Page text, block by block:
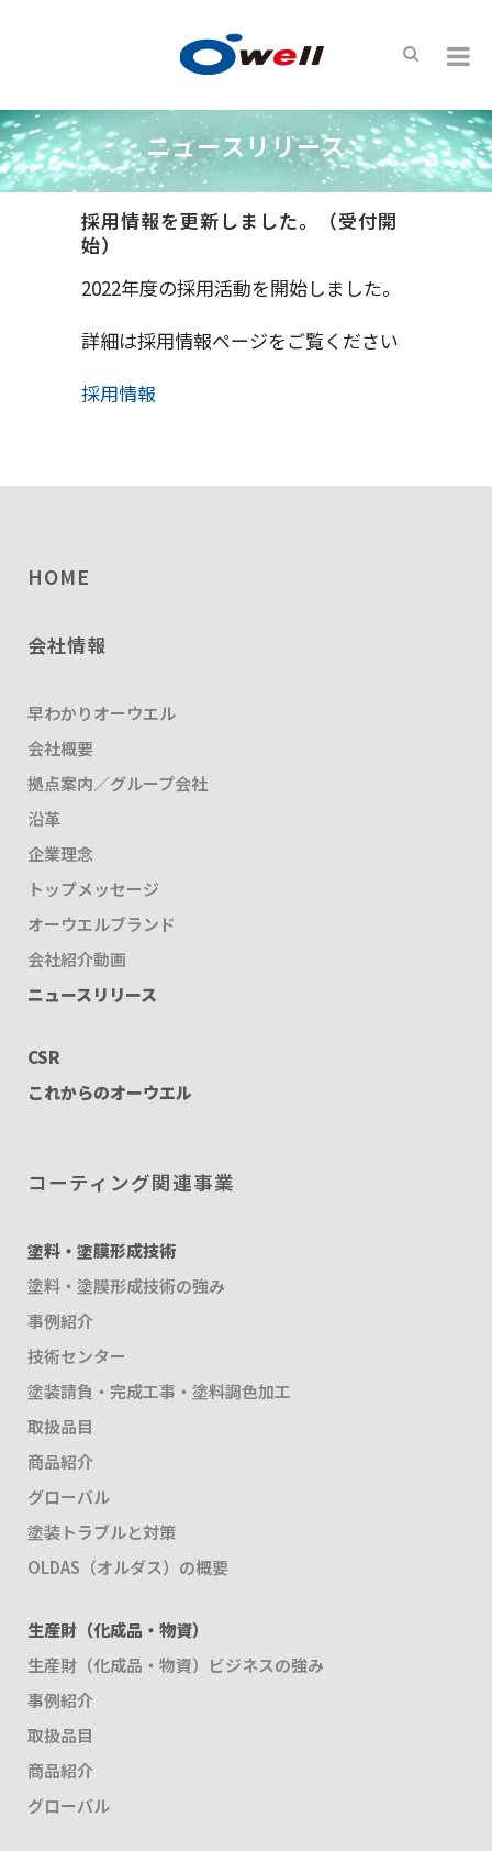
ニュースリリース
採用情報を更新しました。（受付開
始）
2022年度の採用活動を開始しました。
詳細は採用情報ページをご覧ください
採用情報
HOME
会社情報
早わかりオーウエル
会社概要
拠点案内／グループ会社
沿革
企業理念
トップメッセージ
オーウエルブランド
会社紹介動画
ニュースリリース
CSR
これからのオーウエル
コーティング関連事業
塗料・塗膜形成技術
塗料・塗膜形成技術の強み
事例紹介
技術センター
塗装請負・完成工事・塗料調色加工
取扱品目
商品紹介
グローバル
塗装トラブルと対策
OLDAS（オルダス）の概要
生産財（化成品・物資）
生産財（化成品・物資）ビジネスの強み
事例紹介
取扱品目
商品紹介
グローバル